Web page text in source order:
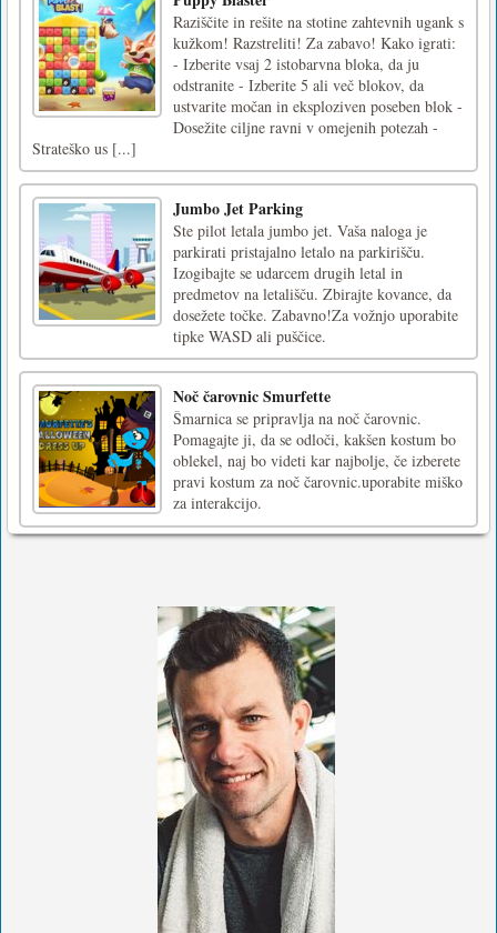
Raziščite in rešite na stotine zahtevnih ugank s
kužkom! Razstreliti! Za zabavo! Kako igrati:
- Izberite vsaj 2 istobarvna bloka, da ju
odstranite - Izberite 5 ali več blokov, da
ustvarite močan in eksploziven poseben blok -
Dosežite ciljne ravni v omejenih potezah -
Strateško us [...]
Jumbo Jet Parking
Ste pilot letala jumbo jet. Vaša naloga je
parkirati pristajalno letalo na parkirišču.
Izogibajte se udarcem drugih letal in
predmetov na letališču. Zbirajte kovance, da
dosežete točke. Zabavno!Za vožnjo uporabite
tipke WASD ali puščice.
Noč čarovnic Smurfette
Šmarnica se pripravlja na noč čarovnic.
Pomagajte ji, da se odloči, kakšen kostum bo
oblekel, naj bo videti kar najbolje, če izberete
pravi kostum za noč čarovnic.uporabite miško
za interakcijo.